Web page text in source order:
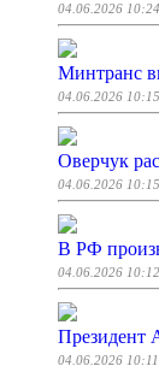
04.06.2026
Минтранс
04.06.2026
Оверчук
04.06.2026
В РФ
04.06.2026
Президент
04.06.2026